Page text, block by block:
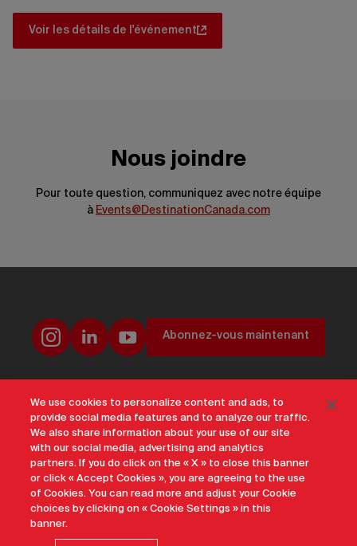
Voir les détails de l'événement
Nous joindre
Pour toute question, communiquez avec notre équipe
à Events@DestinationCanada.com
Abonnez-vous maintenant
Bureaux et coordonnéesGouvernance d’entrepriseCarrières
Avis de confidentialité Conditions d’utilisation
Transparence et DivulgationPolitique sur les médias sociaux
Durabilité Plan du site Cookie Settings
Un site officiel de Destination Canada 2026
We use cookies to personalize content and ads, to
provide social media features and to analyze our traffic.
We also share information about your use of our site
with our social media, advertising and analytics
partners. If you do click on the « X » to close this banner
or click « Accept Cookies », you are agreeing to the use
of Cookies. You can read more and adjust your Cookie
choices by clicking on « Cookie Settings » in this
banner.